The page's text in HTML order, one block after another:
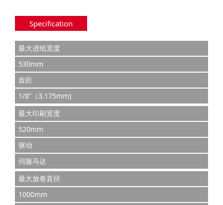
Specification
最大进纸宽度
530mm
齿距
1/8”（3.175mm)
最大印刷宽度
520mm
驱动
伺服马达
最大放卷直径
1000mm